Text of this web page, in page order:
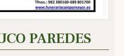
PAREDES